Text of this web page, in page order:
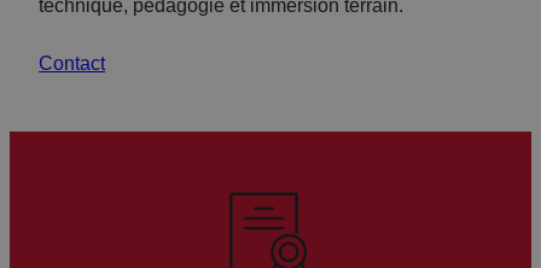
technique, pédagogie et immersion terrain.
Contact